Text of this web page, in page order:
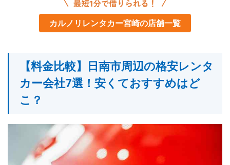
カルノリレンタカー宮崎の店舗一覧
【料金比較】日南市周辺の格安レンタ
カー会社7選！安くておすすめはど
こ？